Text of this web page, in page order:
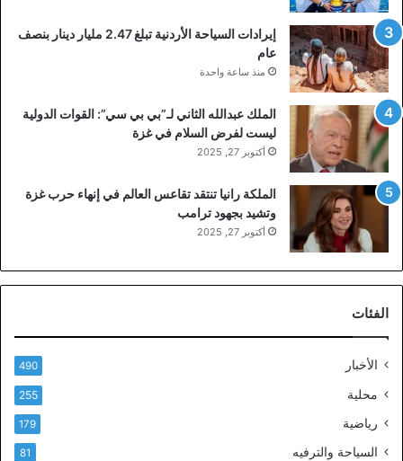
إيرادات السياحة الأردنية تبلغ 2.47 مليار دينار بنصف
عام
منذ ساعة واحدة
الملك عبدالله الثاني لـ”بي بي سي”: القوات الدولية
ليست لفرض السلام في غزة
أكتوبر 27, 2025
الملكة رانيا تنتقد تقاعس العالم في إنهاء حرب غزة
وتشيد بجهود ترامب
أكتوبر 27, 2025
الفئات
الأخبار 490
محلية 255
رياضية 179
السياحة والترفيه 81